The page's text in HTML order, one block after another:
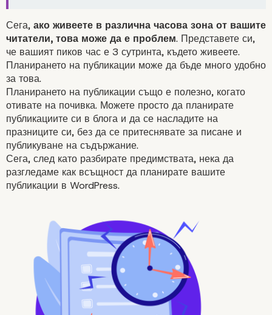
Сега, ако живеете в различна часова зона от вашите
читатели, това може да е проблем. Представете си,
че вашият пиков час е 3 сутринта, където живеете.
Планирането на публикации може да бъде много удобно
за това.
Планирането на публикации също е полезно, когато
отивате на почивка. Можете просто да планирате
публикациите си в блога и да се насладите на
празниците си, без да се притеснявате за писане и
публикуване на съдържание.
Сега, след като разбирате предимствата, нека да
разгледаме как всъщност да планирате вашите
публикации в WordPress.